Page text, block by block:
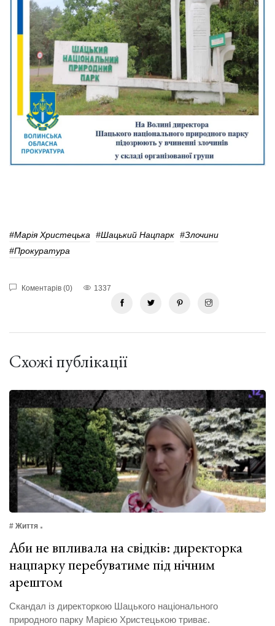
#Марія Христецька #Шацький Нацпарк #Злочини
#прокуратура
Коментарів (0) 1337
Схожі публікації
# Життя
Аби не впливала на свідків: директорка
нацпарку перебуватиме під нічним
арештом
Скандал із директоркою Шацького національного
природного парку Марією Христецькою триває.